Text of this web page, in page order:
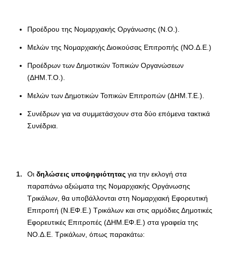
Προέδρου της Νομαρχιακής Οργάνωσης (Ν.Ο.).
Μελών της Νομαρχιακής Διοικούσας Επιτροπής (ΝΟ.Δ.Ε.)
Προέδρων των Δημοτικών Τοπικών Οργανώσεων
(ΔΗΜ.Τ.Ο.).
Μελών των Δημοτικών Τοπικών Επιτροπών (ΔΗΜ.Τ.Ε.).
Συνέδρων για να συμμετάσχουν στα δύο επόμενα τακτικά
Συνέδρια.
Οι δηλώσεις υποψηφιότητας για την εκλογή στα
παραπάνω αξιώματα της Νομαρχιακής Οργάνωσης
Τρικάλων, θα υποβάλλονται στη Νομαρχιακή Εφορευτική
Επιτροπή (Ν.ΕΦ.Ε.) Τρικάλων και στις αρμόδιες Δημοτικές
Εφορευτικές Επιτροπές (ΔΗΜ.ΕΦ.Ε.) στα γραφεία της
ΝΟ.Δ.Ε. Τρικάλων, όπως παρακάτω: